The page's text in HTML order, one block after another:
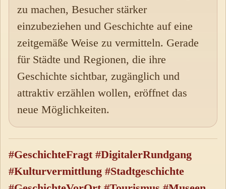
zu machen, Besucher stärker
einzubeziehen und Geschichte auf eine
zeitgemäße Weise zu vermitteln. Gerade
für Städte und Regionen, die ihre
Geschichte sichtbar, zugänglich und
attraktiv erzählen wollen, eröffnet das
neue Möglichkeiten.
#GeschichteFragt #DigitalerRundgang
#Kulturvermittlung #Stadtgeschichte